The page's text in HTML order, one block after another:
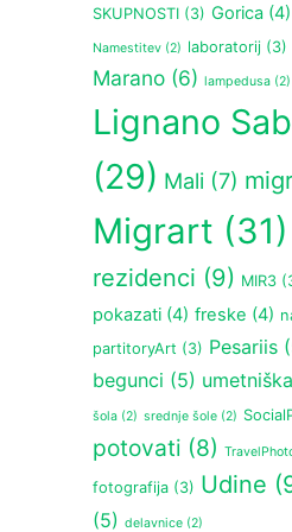
SKUPNOSTI(3) Gorica(4)
Namestitev(2) laboratorij(3)
Marano(6) lampedusa(2)
Lignano
(29) Mali(7)
Migrart (31)
rezidenci (9) MIR3
pokazati(4) freske (4)
partitoryArt (3) Pesariis
begunci (5)
šola(2) srednje šole(2)
potovati (8)
fotografija(3) Udine
(5) delavnice(2)